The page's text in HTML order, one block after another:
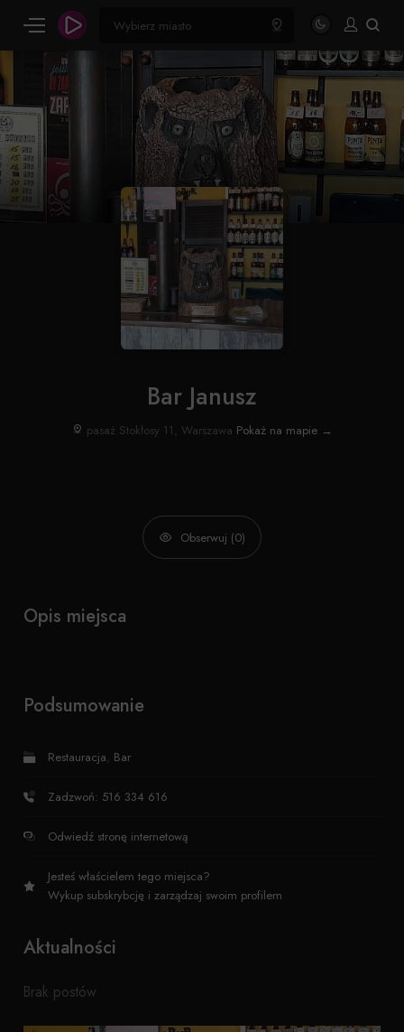
Bar Janusz
pasaż Stokłosy 11, Warszawa Pokaż na mapie →
Obserwuj (0)
Opis miejsca
Podsumowanie
Restauracja, Bar
Zadzwoń: 516 334 616
Odwiedź stronę internetową
Jesteś właścielem tego miejsca?
Wykup subskrybcję i zarządzaj swoim profilem
Aktualności
Brak postów